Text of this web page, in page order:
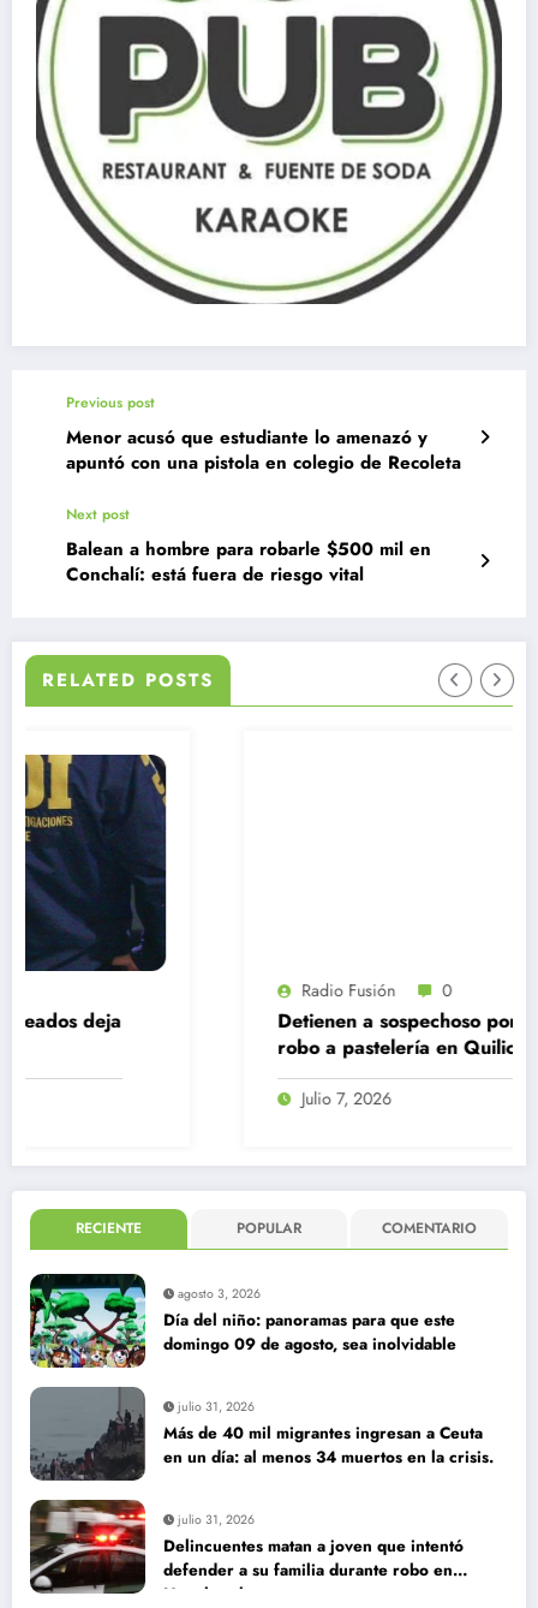
Previous post
Menor acusó que estudiante lo amenazó y
apuntó con una pistola en colegio de Recoleta
Next post
Balean a hombre para robarle $500 mil en
Conchalí: está fuera de riesgo vital
RELATED POSTS
0
Detienen a sospechoso por mediático
robo a pastelería en Quilicura
RECIENTE POPULAR COMENTARIO
agosto 3, 2026
Día del niño: panoramas para que este
domingo 09 de agosto, sea inolvidable
julio 31, 2026
Más de 40 mil migrantes ingresan a Ceuta
en un día: al menos 34 muertos en la crisis.
julio 31, 2026
Delincuentes matan a joven que intentó
defender a su familia durante robo en
Huechuraba